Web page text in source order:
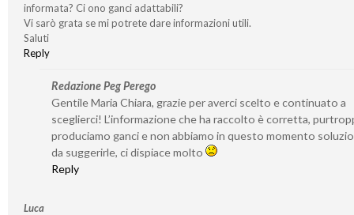
informata? Ci ono ganci adattabili?
Vi sarò grata se mi potrete dare informazioni utili.
Saluti
Reply
Redazione Peg Perego
Gentile Maria Chiara, grazie per averci scelto e continuato a
sceglierci! L’informazione che ha raccolto è corretta,
produciamo ganci e non abbiamo in questo momento
da suggerirle, ci dispiace molto
Reply
Luca